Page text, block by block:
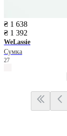
₴ 1 638
₴ 1 392
WeLassie
Сумка
27